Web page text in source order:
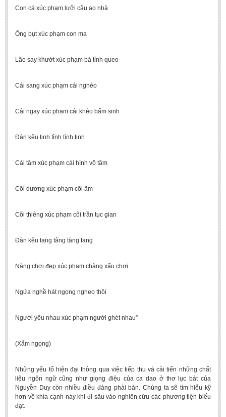
Con cá xúc phạm lưỡi câu ao nhà
Ông bụt xúc phạm con ma
Lão say khướt xúc phạm bà tỉnh queo
Cái sang xúc phạm cái nghèo
Cái ngay xúc phạm cái khèo bẩm sinh
Đàn kêu tinh tỉnh tình tinh
Cái tâm xúc phạm cái hình vô tâm
Cõi dương xúc phạm cõi âm
Cõi thiêng xúc phạm cõi trần tục gian
Đàn kêu tang tảng tàng tang
Nàng chơi đẹp xúc phạm chàng xấu chơi
Ngứa nghề hát ngọng ngheo thôi
Người yêu nhau xúc phạm người ghét nhau”
(Xẩm ngọng)
Những yếu tố hiện đại thông qua việc tiếp thu và cải tiến những chất
liệu ngôn ngữ cũng như giọng điệu của ca dao ở thơ lục bát của
Nguyễn Duy còn nhiều điều đáng phải bàn. Chúng ta sẽ tìm hiểu kỹ
hơn về khía cạnh này khi đi sâu vào nghiên cứu các phương tiện biểu
đạt.